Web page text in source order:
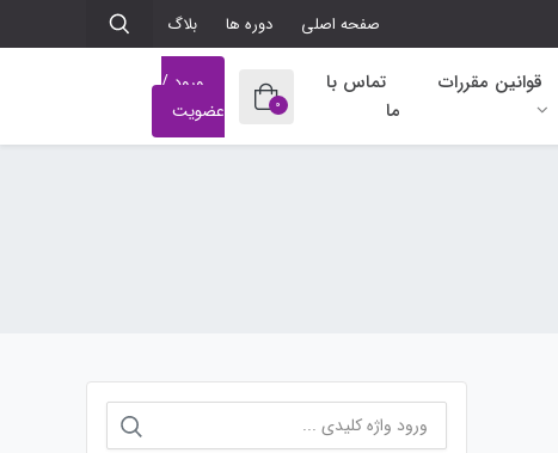
صفحه اصلی دوره ها بلاگ
قوانین مقررات
تماس با
ما
0
ورود /
عضویت
برای: